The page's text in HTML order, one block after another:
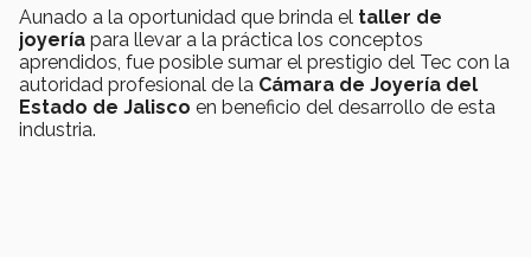
Aunado a la oportunidad que brinda el taller de
joyería para llevar a la práctica los conceptos
aprendidos, fue posible sumar el prestigio del Tec con la
autoridad profesional de la Cámara de Joyería del
Estado de Jalisco en beneficio del desarrollo de esta
industria.